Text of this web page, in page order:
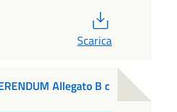
Scarica
Allegato B c